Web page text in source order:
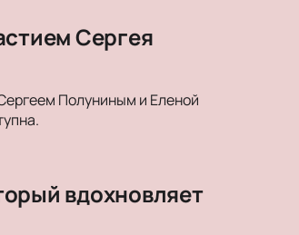
Сергея
Полуниным и Еленой
вдохновляет